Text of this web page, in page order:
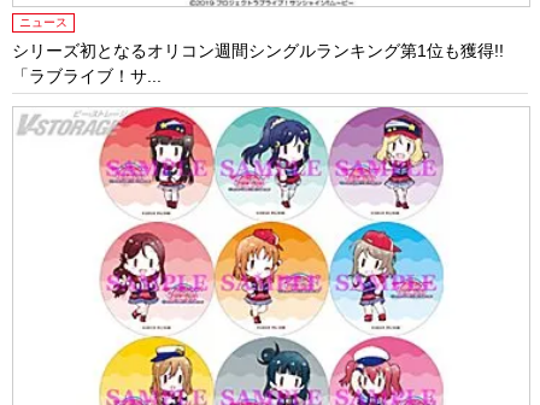
ニュース
シリーズ初となるオリコン週間シングルランキング第1位も獲得!!
「ラブライブ！サ...